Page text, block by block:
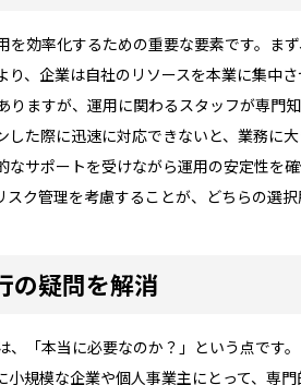
効率化するための重要な要素です。ま
、企業は自社のリソースを本業に集中
ますが、運用に関わるスタッフが専門
た際に迅速に対応できないと、業務に
サポートを受けながら運用の安定性を
ク管理を考慮することが、どちらの選
の疑問を解消
「本当に必要なのか？」という点です
規模な企業や個人事業主にとって、専